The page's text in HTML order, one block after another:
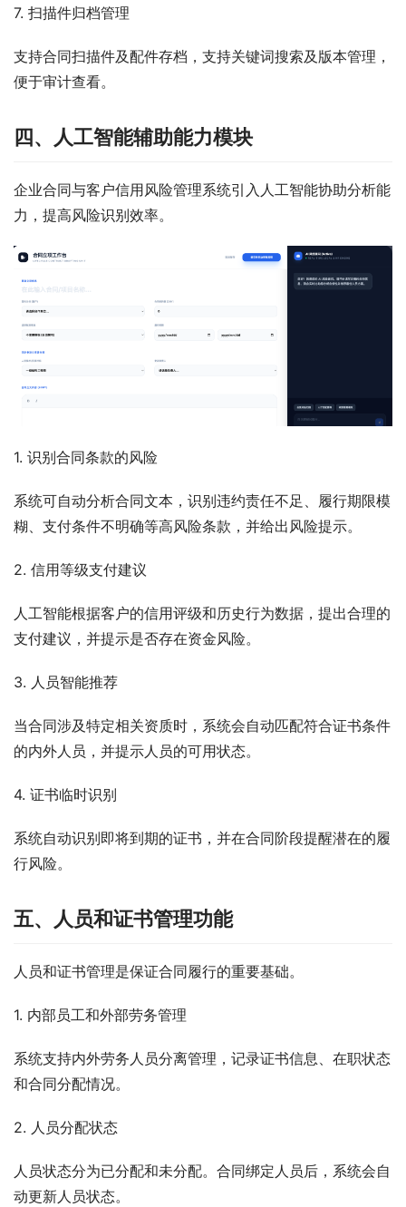
7. 扫描件归档管理
支持合同扫描件及配件存档，支持关键词搜索及版本管理，
便于审计查看。
四、人工智能辅助能力模块
企业合同与客户信用风险管理系统引入人工智能协助分析能
力，提高风险识别效率。
1. 识别合同条款的风险
系统可自动分析合同文本，识别违约责任不足、履行期限模
糊、支付条件不明确等高风险条款，并给出风险提示。
2. 信用等级支付建议
人工智能根据客户的信用评级和历史行为数据，提出合理的
支付建议，并提示是否存在资金风险。
3. 人员智能推荐
当合同涉及特定相关资质时，系统会自动匹配符合证书条件
的内外人员，并提示人员的可用状态。
4. 证书临时识别
系统自动识别即将到期的证书，并在合同阶段提醒潜在的履
行风险。
五、人员和证书管理功能
人员和证书管理是保证合同履行的重要基础。
1. 内部员工和外部劳务管理
系统支持内外劳务人员分离管理，记录证书信息、在职状态
和合同分配情况。
2. 人员分配状态
人员状态分为已分配和未分配。合同绑定人员后，系统会自
动更新人员状态。